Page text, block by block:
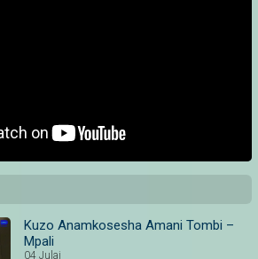
Kuzo Anamkosesha Amani Tombi –
Mpali
04 Julai